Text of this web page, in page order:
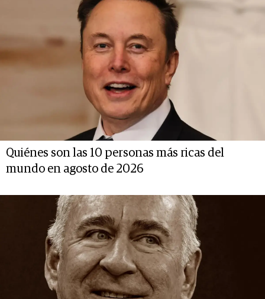
Quiénes son las 10 personas más ricas del
mundo en agosto de 2026